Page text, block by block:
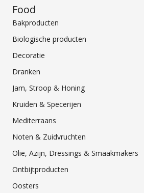
Food
Bakproducten
Biologische producten
Decoratie
Dranken
Jam, Stroop & Honing
Kruiden & Specerijen
Mediterraans
Noten & Zuidvruchten
Olie, Azijn, Dressings & Smaakmakers
Ontbijtproducten
Oosters